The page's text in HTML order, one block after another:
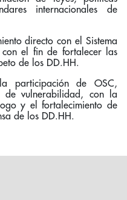
internacionales de
directo con el Sistema
con el fin de fortalecer las
de los DD.HH.
participación de OSC,
de vulnerabilidad, con la
y el fortalecimiento de
de los DD.HH.